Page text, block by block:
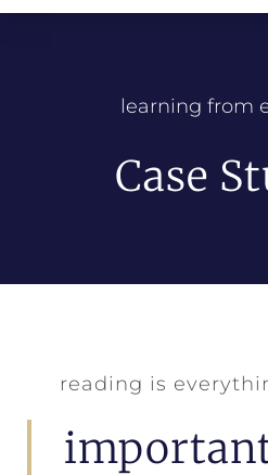
learning from
Case
reading is